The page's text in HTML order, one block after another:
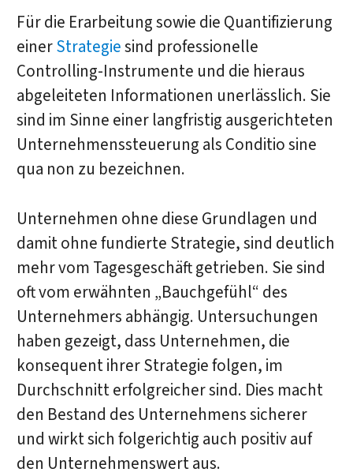
Für die Erarbeitung sowie die Quantifizierung
einerStrategiesind professionelle
Controlling-Instrumente und die hieraus
abgeleiteten Informationen unerlässlich. Sie
sind im Sinne einer langfristig ausgerichteten
Unternehmenssteuerung als Conditio sine
qua non zu bezeichnen.
Unternehmen ohne diese Grundlagen und
damit ohne fundierte Strategie, sind deutlich
mehr vom Tagesgeschäft getrieben. Sie sind
oft vom erwähnten „Bauchgefühl“ des
Unternehmers abhängig. Untersuchungen
haben gezeigt, dass Unternehmen, die
konsequent ihrer Strategie folgen, im
Durchschnitt erfolgreicher sind. Dies macht
den Bestand des Unternehmens sicherer
und wirkt sich folgerichtig auch positiv auf
den Unternehmenswert aus.